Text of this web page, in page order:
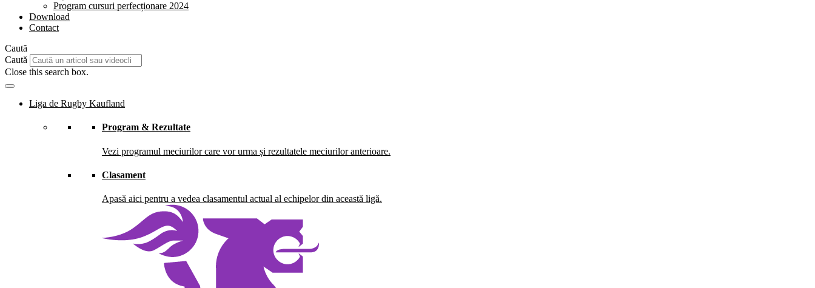
Program cursuri perfecționare 2024
Download
Contact
Caută
Caută
Close this search box.
Liga de Rugby Kaufland
Program & Rezultate
Vezi programul meciurilor care vor urma și rezultatele meciurilor anterioare.
Clasament
Apasă aici pentru a vedea clasamentul actual al echipelor din această ligă.